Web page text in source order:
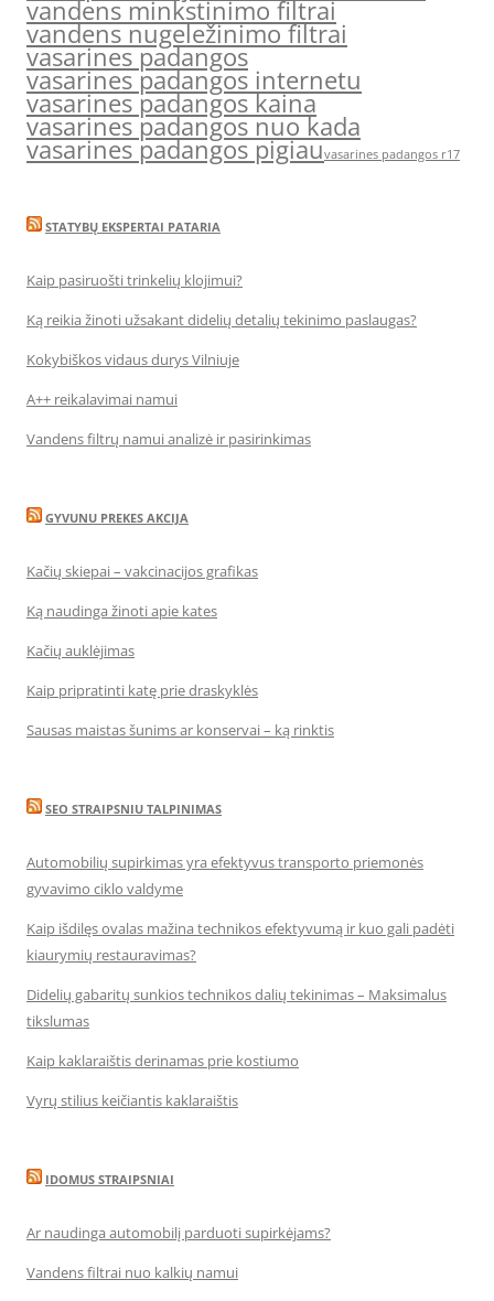
vandens minkstinimo filtrai
vandens nugeležinimo filtrai
vasarines padangos
vasarines padangos internetu
vasarines padangos kaina
vasarines padangos nuo kada
vasarines padangos pigiauvasarines padangos r17
STATYBŲ EKSPERTAI PATARIA
Kaip pasiruošti trinkelių klojimui?
Ką reikia žinoti užsakant didelių detalių tekinimo paslaugas?
Kokybiškos vidaus durys Vilniuje
A++ reikalavimai namui
Vandens filtrų namui analizė ir pasirinkimas
GYVUNU PREKES AKCIJA
Kačių skiepai – vakcinacijos grafikas
Ką naudinga žinoti apie kates
Kačių auklėjimas
Kaip pripratinti katę prie draskyklės
Sausas maistas šunims ar konservai – ką rinktis
SEO STRAIPSNIU TALPINIMAS
Automobilių supirkimas yra efektyvus transporto priemonės
gyvavimo ciklo valdyme
Kaip išdilęs ovalas mažina technikos efektyvumą ir kuo gali padėti
kiaurymių restauravimas?
Didelių gabaritų sunkios technikos dalių tekinimas – Maksimalus
tikslumas
Kaip kaklaraištis derinamas prie kostiumo
Vyrų stilius keičiantis kaklaraištis
IDOMUS STRAIPSNIAI
Ar naudinga automobilį parduoti supirkėjams?
Vandens filtrai nuo kalkių namui